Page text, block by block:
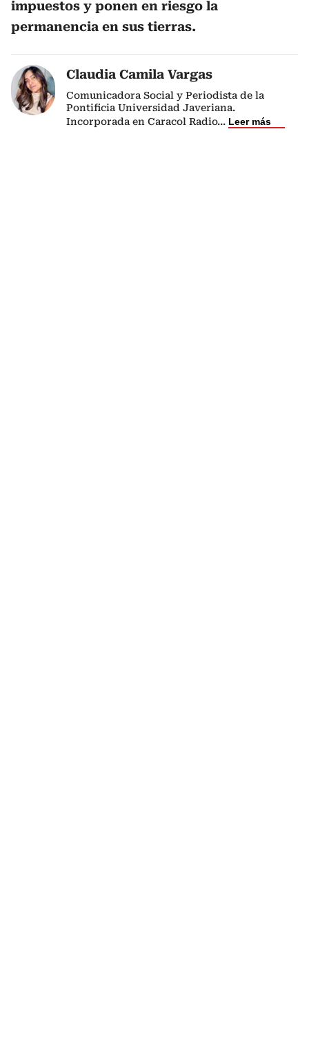
impuestos y ponen en riesgo la
permanencia en sus tierras.
Claudia Camila Vargas
Comunicadora Social y Periodista de la
Pontificia Universidad Javeriana.
Incorporada en Caracol Radio... Leer más